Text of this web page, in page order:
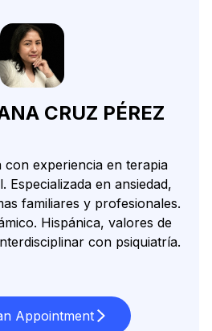
CRUZ PÉREZ
con experiencia en terapia
Especializada en ansiedad,
familiares y profesionales.
Hispánica, valores de
con psiquiatría.
Appointment